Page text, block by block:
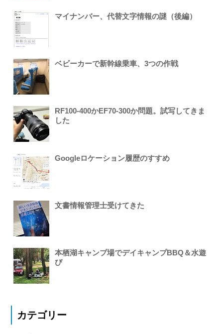
マイナンバー、代替文字情報の謎（後編）
ベビーカーで新幹線乗車、3つの作戦
RF100-400かEF70-300か問題。試写してきま
した
Googleロケーション履歴のすすめ
文書情報管理士受けてきた
本栖湖キャンプ場でデイキャンプBBQ＆水遊
び
カテゴリー